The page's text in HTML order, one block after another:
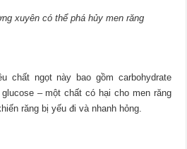
xuyên có thể phá hủy men răng
chất ngọt này bao gồm carbohydrate
– một chất có hại cho men răng
răng bị yếu đi và nhanh hỏng.